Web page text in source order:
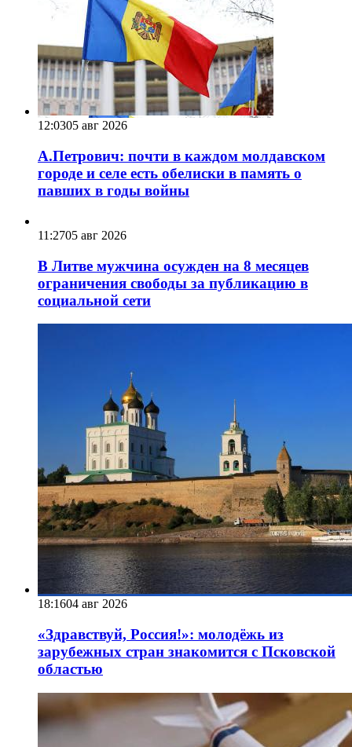
12:0305 авг 2026
А.Петрович: почти в каждом молдавском
городе и селе есть обелиски в память о
павших в годы войны
11:2705 авг 2026
В Литве мужчина осужден на 8 месяцев
ограничения свободы за публикацию в
социальной сети
18:1604 авг 2026
«Здравствуй, Россия!»: молодёжь из
зарубежных стран знакомится с Псковской
областью